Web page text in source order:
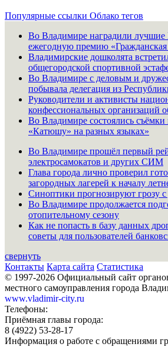
Популярные ссылки Облако тегов
Во Владимире наградили
ежегодную премию «Гражданская
Владимирские дошколята
общегородской спортивной
Во Владимире с деловым и
побывала делегация из
Руководители и активисты
конфессиональных организаций
Во Владимире состоялись
«Катюшу» на разных языках»
Во Владимире прошёл первый
электросамокатов и других СИМ
Глава города лично проверил
загородных лагерей к началу
Синоптики прогнозируют грозу
Во Владимире продолжается
отопительному сезону
Как не попасть в базу данных
советы для пользователей
свернуть
Контакты Карта сайта Статистика
© 1997-2026 Официальный сайт
местного самоуправления города
www.vladimir-city.ru
Телефоны:
Приёмная главы города:
8 (4922) 53-28-17
Информация о работе с обращениями